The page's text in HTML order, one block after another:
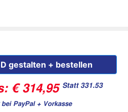
gestalten + bestellen
€ 314,95 Statt 331.53
PayPal + Vorkasse